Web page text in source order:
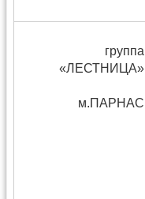
группа
«ЛЕСТНИЦА»
м.ПАРНАС